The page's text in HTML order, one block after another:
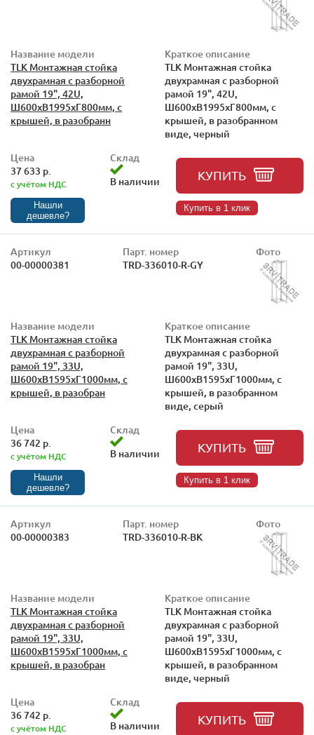
Название модели
TLK Монтажная стойка
двухрамная с разборной
рамой 19", 42U,
Ш600xВ1995xГ800мм, с
крышей, в разобранн
Краткое описание
TLK Монтажная стойка
двухрамная с разборной
рамой 19", 42U,
Ш600xВ1995xГ800мм, с
крышей, в разобранном
виде, черный
Цена
37 633 р.
с учётом НДС
Нашли
дешевле?
Склад
В наличии
КУПИТЬ
Купить в 1 клик
Артикул
00-00000381
Парт. номер
TRD-336010-R-GY
Фото
Название модели
TLK Монтажная стойка
двухрамная с разборной
рамой 19", 33U,
Ш600xВ1595xГ1000мм, с
крышей, в разобран
Краткое описание
TLK Монтажная стойка
двухрамная с разборной
рамой 19", 33U,
Ш600xВ1595xГ1000мм, с
крышей, в разобранном
виде, серый
Цена
36 742 р.
с учётом НДС
Нашли
дешевле?
Склад
В наличии
КУПИТЬ
Купить в 1 клик
Артикул
00-00000383
Парт. номер
TRD-336010-R-BK
Фото
Название модели
TLK Монтажная стойка
двухрамная с разборной
рамой 19", 33U,
Ш600xВ1595xГ1000мм, с
крышей, в разобран
Краткое описание
TLK Монтажная стойка
двухрамная с разборной
рамой 19", 33U,
Ш600xВ1595xГ1000мм, с
крышей, в разобранном
виде, черный
Цена
36 742 р.
с учётом НДС
Склад
В наличии
КУПИТЬ